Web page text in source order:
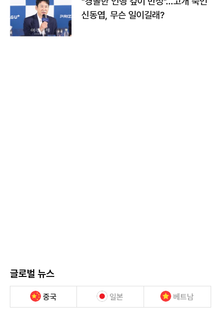
신동엽, 무슨 일이길래?
글로벌 뉴스
중국 일본 베트남